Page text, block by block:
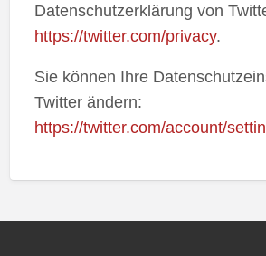
Datenschutzerklärung von
https://twitter.com/privacy.
Sie können Ihre
Twitter ändern:
https://twitter.com/account/